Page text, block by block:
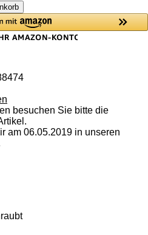
besuchen Sie bitte die
am 06.05.2019 in unseren